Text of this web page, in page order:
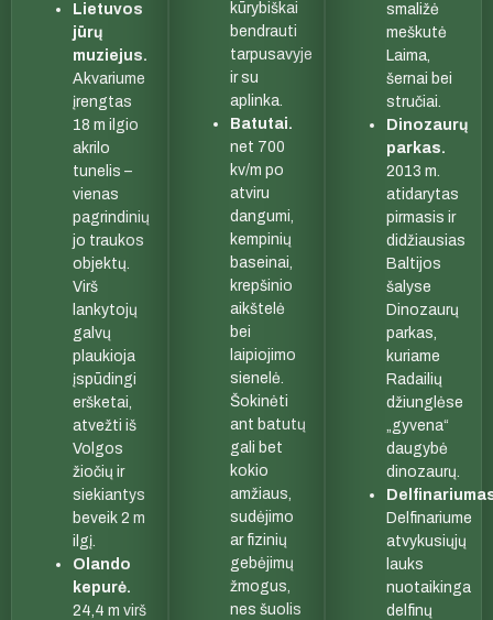
Lietuvos
jūrų
muziejus.
Akvariume
įrengtas
18 m ilgio
akrilo
tunelis –
vienas
pagrindinių
jo traukos
objektų.
Virš
lankytojų
galvų
plaukioja
įspūdingi
eršketai,
atvežti iš
Volgos
žiočių ir
siekiantys
beveik 2 m
ilgį.
Olando
kepurė.
24,4 m virš
kūrybiškai
bendrauti
tarpusavyje
ir su
aplinka.
Batutai.
net 700
kv/m po
atviru
dangumi,
kempinių
baseinai,
krepšinio
aikštelė
bei
laipiojimo
sienelė.
Šokinėti
ant batutų
gali bet
kokio
amžiaus,
sudėjimo
ar fizinių
gebėjimų
žmogus,
nes šuolis
smaližė
meškutė
Laima,
šernai bei
stručiai.
Dinozaurų
parkas.
2013 m.
atidarytas
pirmasis ir
didžiausias
Baltijos
šalyse
Dinozaurų
parkas,
kuriame
Radailių
džiunglėse
„gyvena“
daugybė
dinozaurų.
Delfinariume
atvykusiųjų
lauks
nuotaikinga
delfinų